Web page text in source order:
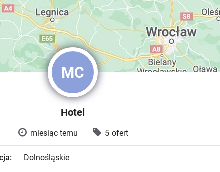
MC
Hotel
miesiąc temu 5 ofert
Dolnośląskie